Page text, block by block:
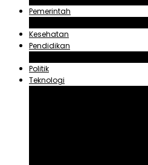
Pemerintah
Kesehatan
Pendidikan
Politik
Teknologi